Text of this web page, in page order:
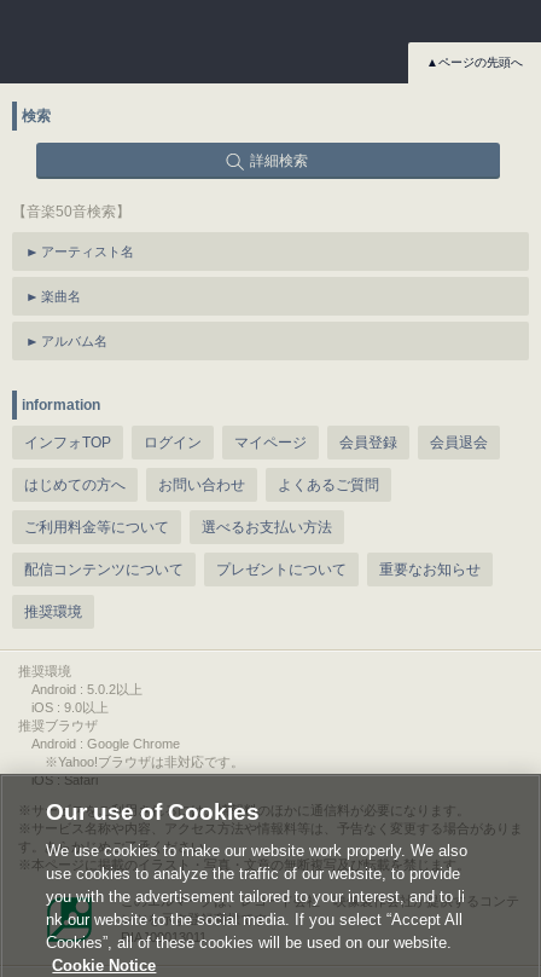
▲ページの先頭へ
検索
詳細検索
【音楽50音検索】
アーティスト名
楽曲名
アルバム名
information
インフォTOP ログイン マイページ 会員登録 会員退会
はじめての方へ お問い合わせ よくあるご質問
ご利用料金等について 選べるお支払い方法
配信コンテンツについて プレゼントについて 重要なお知らせ
推奨環境
推奨環境
Android : 5.0.2以上
iOS : 9.0以上
推奨ブラウザ
Android : Google Chrome
※Yahoo!ブラウザは非対応です。
iOS : Safari
サービスをご利用されるには、情報料のほかに通信料が必要になります。
サービス名称や内容、アクセス方法や情報料等は、予告なく変更する場合がありま
す。あらかじめご了承ください。
本ページに掲載のイラスト・写真・文章の無断複写及び転載を禁じます。
このエルマークは、レコード会社・映像製作会社が提供するコンテ
ンツを示す登録商標です。
RIAJ00013011
Our use of Cookies
We use cookies to make our website work properly. We also
use cookies to analyze the traffic of our website, to provide
you with the advertisement tailored to your interest, and to li
nk our website to the social media. If you select “Accept All
Cookies”, all of these cookies will be used on our website.
Cookie Notice